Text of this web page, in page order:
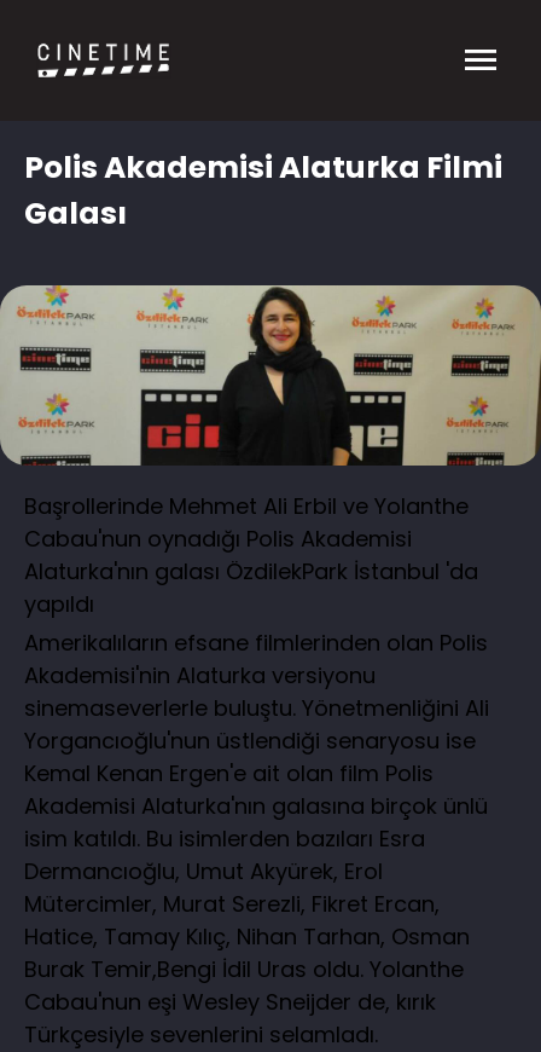
Polis Akademisi Alaturka Filmi
Galası
Başrollerinde Mehmet Ali Erbil ve Yolanthe
Cabau'nun oynadığı Polis Akademisi
Alaturka'nın galası ÖzdilekPark İstanbul 'da
yapıldı
Amerikalıların efsane filmlerinden olan Polis
Akademisi'nin Alaturka versiyonu
sinemaseverlerle buluştu. Yönetmenliğini Ali
Yorgancıoğlu'nun üstlendiği senaryosu ise
Kemal Kenan Ergen'e ait olan film Polis
Akademisi Alaturka'nın galasına birçok ünlü
isim katıldı. Bu isimlerden bazıları Esra
Dermancıoğlu, Umut Akyürek, Erol
Mütercimler, Murat Serezli, Fikret Ercan,
Hatice, Tamay Kılıç, Nihan Tarhan, Osman
Burak Temir,Bengi İdil Uras oldu. Yolanthe
Cabau'nun eşi Wesley Sneijder de, kırık
Türkçesiyle sevenlerini selamladı.